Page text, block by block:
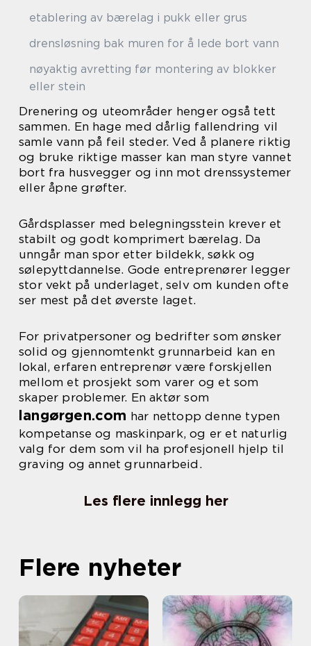
etablering av bærelag i pukk eller grus
drensløsning bak muren for å lede bort vann
nøyaktig avretting før montering av blokker
eller stein
Drenering og uteområder henger også tett
sammen. En hage med dårlig fallendring vil
samle vann på feil steder. Ved å planere riktig
og bruke riktige masser kan man styre vannet
bort fra husvegger og inn mot drenssystemer
eller åpne grøfter.
Gårdsplasser med belegningsstein krever et
stabilt og godt komprimert bærelag. Da
unngår man spor etter bildekk, søkk og
sølepyttdannelse. Gode entreprenører legger
stor vekt på underlaget, selv om kunden ofte
ser mest på det øverste laget.
For privatpersoner og bedrifter som ønsker
solid og gjennomtenkt grunnarbeid kan en
lokal, erfaren entreprenør være forskjellen
mellom et prosjekt som varer og et som
skaper problemer. En aktør som
langørgen.com har nettopp denne typen
kompetanse og maskinpark, og er et naturlig
valg for dem som vil ha profesjonell hjelp til
graving og annet grunnarbeid.
Les flere innlegg her
Flere nyheter